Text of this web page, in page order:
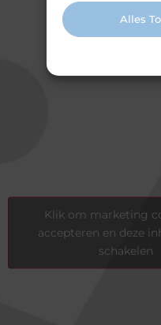
Alles
Klik om marketing
accepteren en deze
schakelen